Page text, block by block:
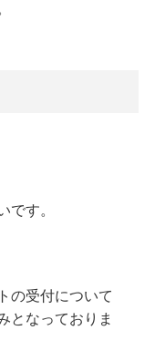
です。
の受付について
となっておりま